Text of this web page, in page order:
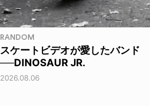
RANDOM
スケートビデオが愛したバンド
──DINOSAUR JR.
2026.08.06